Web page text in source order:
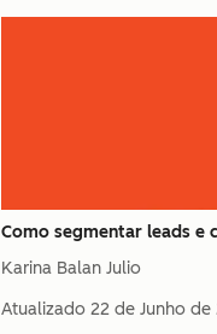
Como segmentar leads e
Karina Balan Julio
Atualizado 22 de Junho de